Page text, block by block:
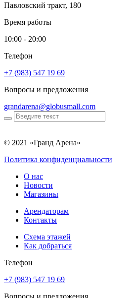
Павловский тракт, 180
Время работы
10:00 - 20:00
Телефон
+7 (983) 547 19 69
Вопросы и предложения
grandarena@globusmall.com
© 2021 «Гранд Арена»
Политика конфиденциальности
О нас
Новости
Магазины
Арендаторам
Контакты
Схема этажей
Как добраться
Телефон
+7 (983) 547 19 69
Вопросы и предложения